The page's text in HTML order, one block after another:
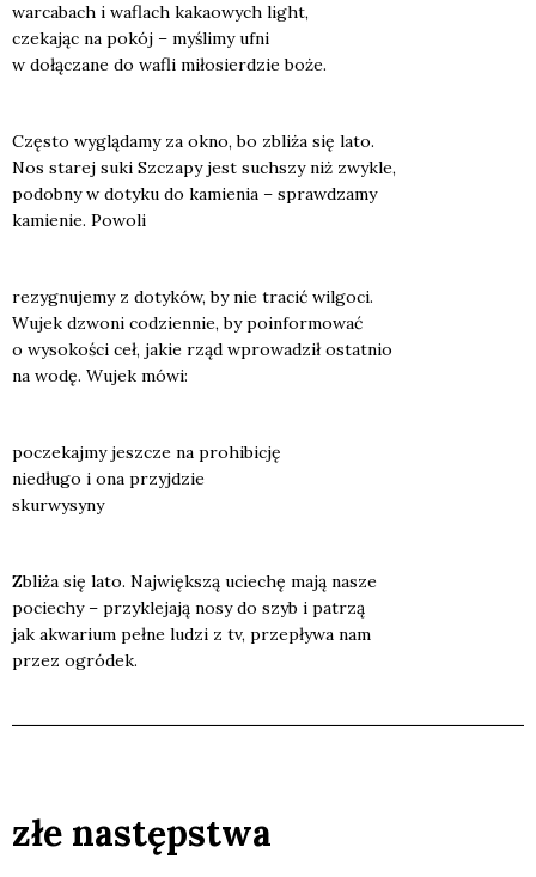
war­ca­bach i waflach kaka­owych light,
cze­ka­jąc na pokój – myśli­my ufni
w dołą­cza­ne do wafli miło­sier­dzie boże.
Czę­sto wyglą­da­my za okno, bo zbli­ża się lato.
Nos sta­rej suki Szcza­py jest such­szy niż zwy­kle,
podob­ny w doty­ku do kamie­nia – spraw­dza­my
kamie­nie. Powo­li
rezy­gnu­je­my z doty­ków, by nie tra­cić wil­go­ci.
Wujek dzwo­ni codzien­nie, by poin­for­mo­wać
o wyso­ko­ści ceł, jakie rząd wpro­wa­dził ostat­nio
na wodę. Wujek mówi:
pocze­kaj­my jesz­cze na pro­hi­bi­cję
nie­dłu­go i ona przyj­dzie
skur­wy­sy­ny
Zbli­ża się lato. Naj­więk­szą ucie­chę mają nasze
pocie­chy – przy­kle­ja­ją nosy do szyb i patrzą
jak akwa­rium peł­ne ludzi z tv, prze­pły­wa nam
przez ogró­dek.
złe następstwa